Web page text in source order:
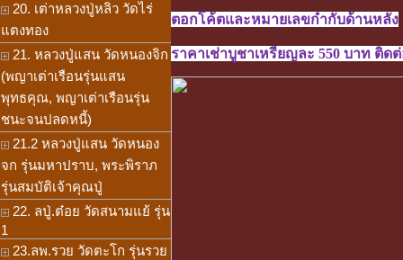
20. เต่าหลวงปู่หลิว วัดไร่
แตงทอง
21. หลวงปู่แสน วัดหนองจิก
(พญาเต่าเรือนรุ่นแสน
พุทธคุณ, พญาเต่าเรือนรุ่น
ชนะจนปลดหนี้)
21.2 หลวงปู่แสน วัดหนอง
จก รุ่นมหาปราบ, พระพิราภ
รุ่นสมบัติเจ้าคุณปู่
22. ลปู่.ต๋อย วัดสนามแย้ รุ่น
1
23.ลพ.รวย วัดตะโก รุ่นรวย
ตอกโค้ตและหมายเลขกำกับด้านหลัง
ราคาเช่าบูชาเหรียญละ 550 บาท ติด